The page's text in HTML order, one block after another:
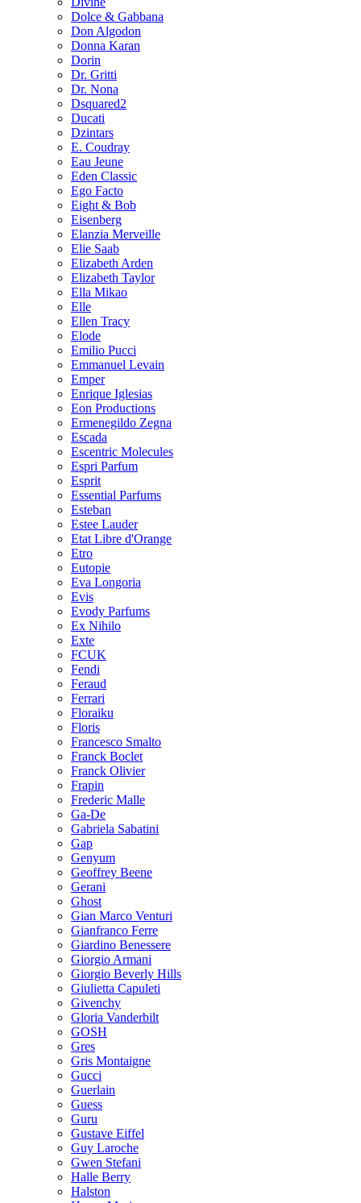
Dolce & Gabbana
Don Algodon
Donna Karan
Dorin
Dr. Gritti
Dr. Nona
Dsquared2
Ducati
Dzintars
E. Coudray
Eau Jeune
Eden Classic
Ego Facto
Eight & Bob
Eisenberg
Elanzia Merveille
Elie Saab
Elizabeth Arden
Elizabeth Taylor
Ella Mikao
Elle
Ellen Tracy
Elode
Emilio Pucci
Emmanuel Levain
Emper
Enrique Iglesias
Eon Productions
Ermenegildo Zegna
Escada
Escentric Molecules
Espri Parfum
Esprit
Essential Parfums
Esteban
Estee Lauder
Etat Libre d'Orange
Etro
Eutopie
Eva Longoria
Evis
Evody Parfums
Ex Nihilo
Exte
FCUK
Fendi
Feraud
Ferrari
Floraiku
Floris
Francesco Smalto
Franck Boclet
Franck Olivier
Frapin
Frederic Malle
Ga-De
Gabriela Sabatini
Gap
Genyum
Geoffrey Beene
Gerani
Ghost
Gian Marco Venturi
Gianfranco Ferre
Giardino Benessere
Giorgio Armani
Giorgio Beverly Hills
Giulietta Capuleti
Givenchy
Gloria Vanderbilt
GOSH
Gres
Gris Montaigne
Gucci
Guerlain
Guess
Guru
Gustave Eiffel
Guy Laroche
Gwen Stefani
Halle Berry
Halston